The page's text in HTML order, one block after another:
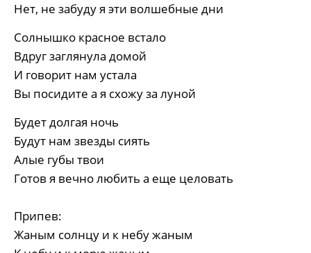
Нет, не забуду я эти волшебные дни
Солнышко красное встало
Вдруг заглянула домой
И говорит нам устала
Вы посидите а я схожу за луной
Будет долгая ночь
Будут нам звезды сиять
Алые губы твои
Готов я вечно любить а еще целовать
Припев:
Жаным солнцу и к небу жаным